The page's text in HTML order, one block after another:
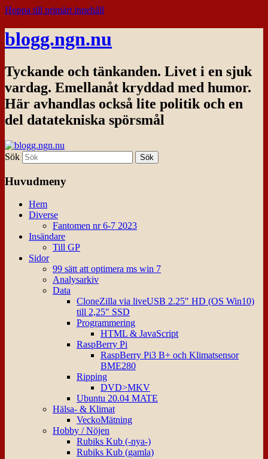
Hoppa till primärt innehåll
blogg.ngn.nu
Tyckande och tänkanden. Livet i en sjuk
vardag. Emellanåt kryddad med humor.
Här avhandlas också lite politik och en
del datatekniska spörsmål
Sök
Huvudmeny
Hem
Diverse
Fantomen nr 6-7 2023
Insändare
Till GP
Sidor
99 sätt att optimera ms win 7
Analysarkiv
Data
CloneZilla via liveUSB 2.25″ HD (OS Win10)
till 2,25″ SSD
Programmering
HTML & JavaScript
RaspBerry Pi
RaspBerry Pi3 B+ och Klimatsensor
BME280
Ripping
DVD>MKV
Ubuntu 20.04 MATE
Hälsa- & Klimat
VeckoMätning
Hobby / Nöjen
Rubiks Kub (-nya-)
Rubiks Kub (gamla)